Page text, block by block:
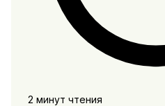
2 минут чтения